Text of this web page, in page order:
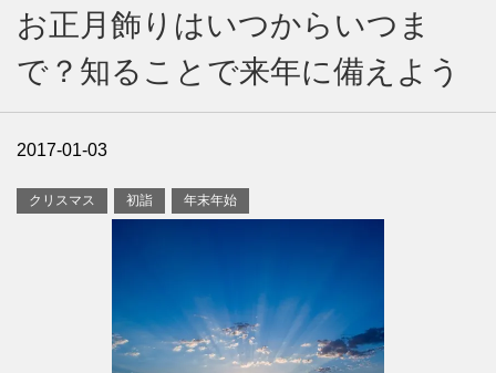
お正月飾りはいつからいつま
で？知ることで来年に備えよう
2017-01-03
クリスマス 初詣 年末年始